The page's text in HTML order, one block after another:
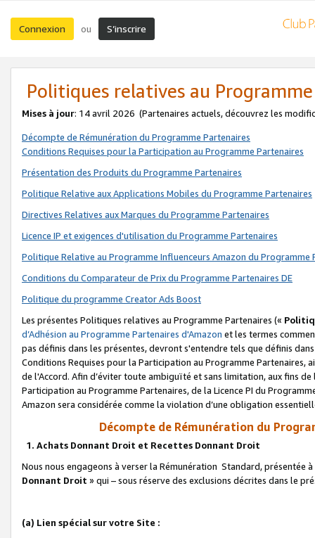
Connexion ou S’inscrire
Politiques relatives au
Mises à jour: 14 avril 2026 (Partenaires actuels, découvrez les
Décompte de Rémunération du Programme Partenaires
Conditions Requises pour la Participation au Programme Partenaires
Présentation des Produits du Programme Partenaires
Politique Relative aux Applications Mobiles du Programme Partenaires
Directives Relatives aux Marques du Programme Partenaires
Licence IP et exigences d'utilisation du Programme Partenaires
Politique Relative au Programme Influenceurs Amazon du Programme
Conditions du Comparateur de Prix du Programme Partenaires DE
Politique du programme Creator Ads Boost
Les présentes Politiques relatives au Programme Partenaires («
d’Adhésion au Programme Partenaires d'Amazon et les termes
pas définis dans les présentes, devront s'entendre tels que définis
Conditions Requises pour la Participation au Programme Partenaires,
de l'Accord. Afin d’éviter toute ambiguïté et sans limitation, aux fins
Participation au Programme Partenaires, de la Licence PI du
Amazon sera considérée comme la violation d’une obligation
Décompte de Rémunération du
1. Achats Donnant Droit et Recettes Donnant Droit
Nous nous engageons à verser la Rémunération Standard, présentée
Donnant Droit » qui – sous réserve des exclusions décrites dans le
(a) Lien spécial sur votre Site :